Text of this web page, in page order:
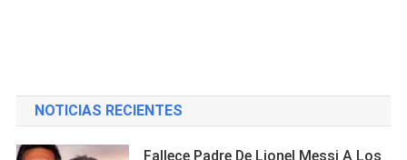
NOTICIAS RECIENTES
Fallece Padre De Lionel Messi A Los